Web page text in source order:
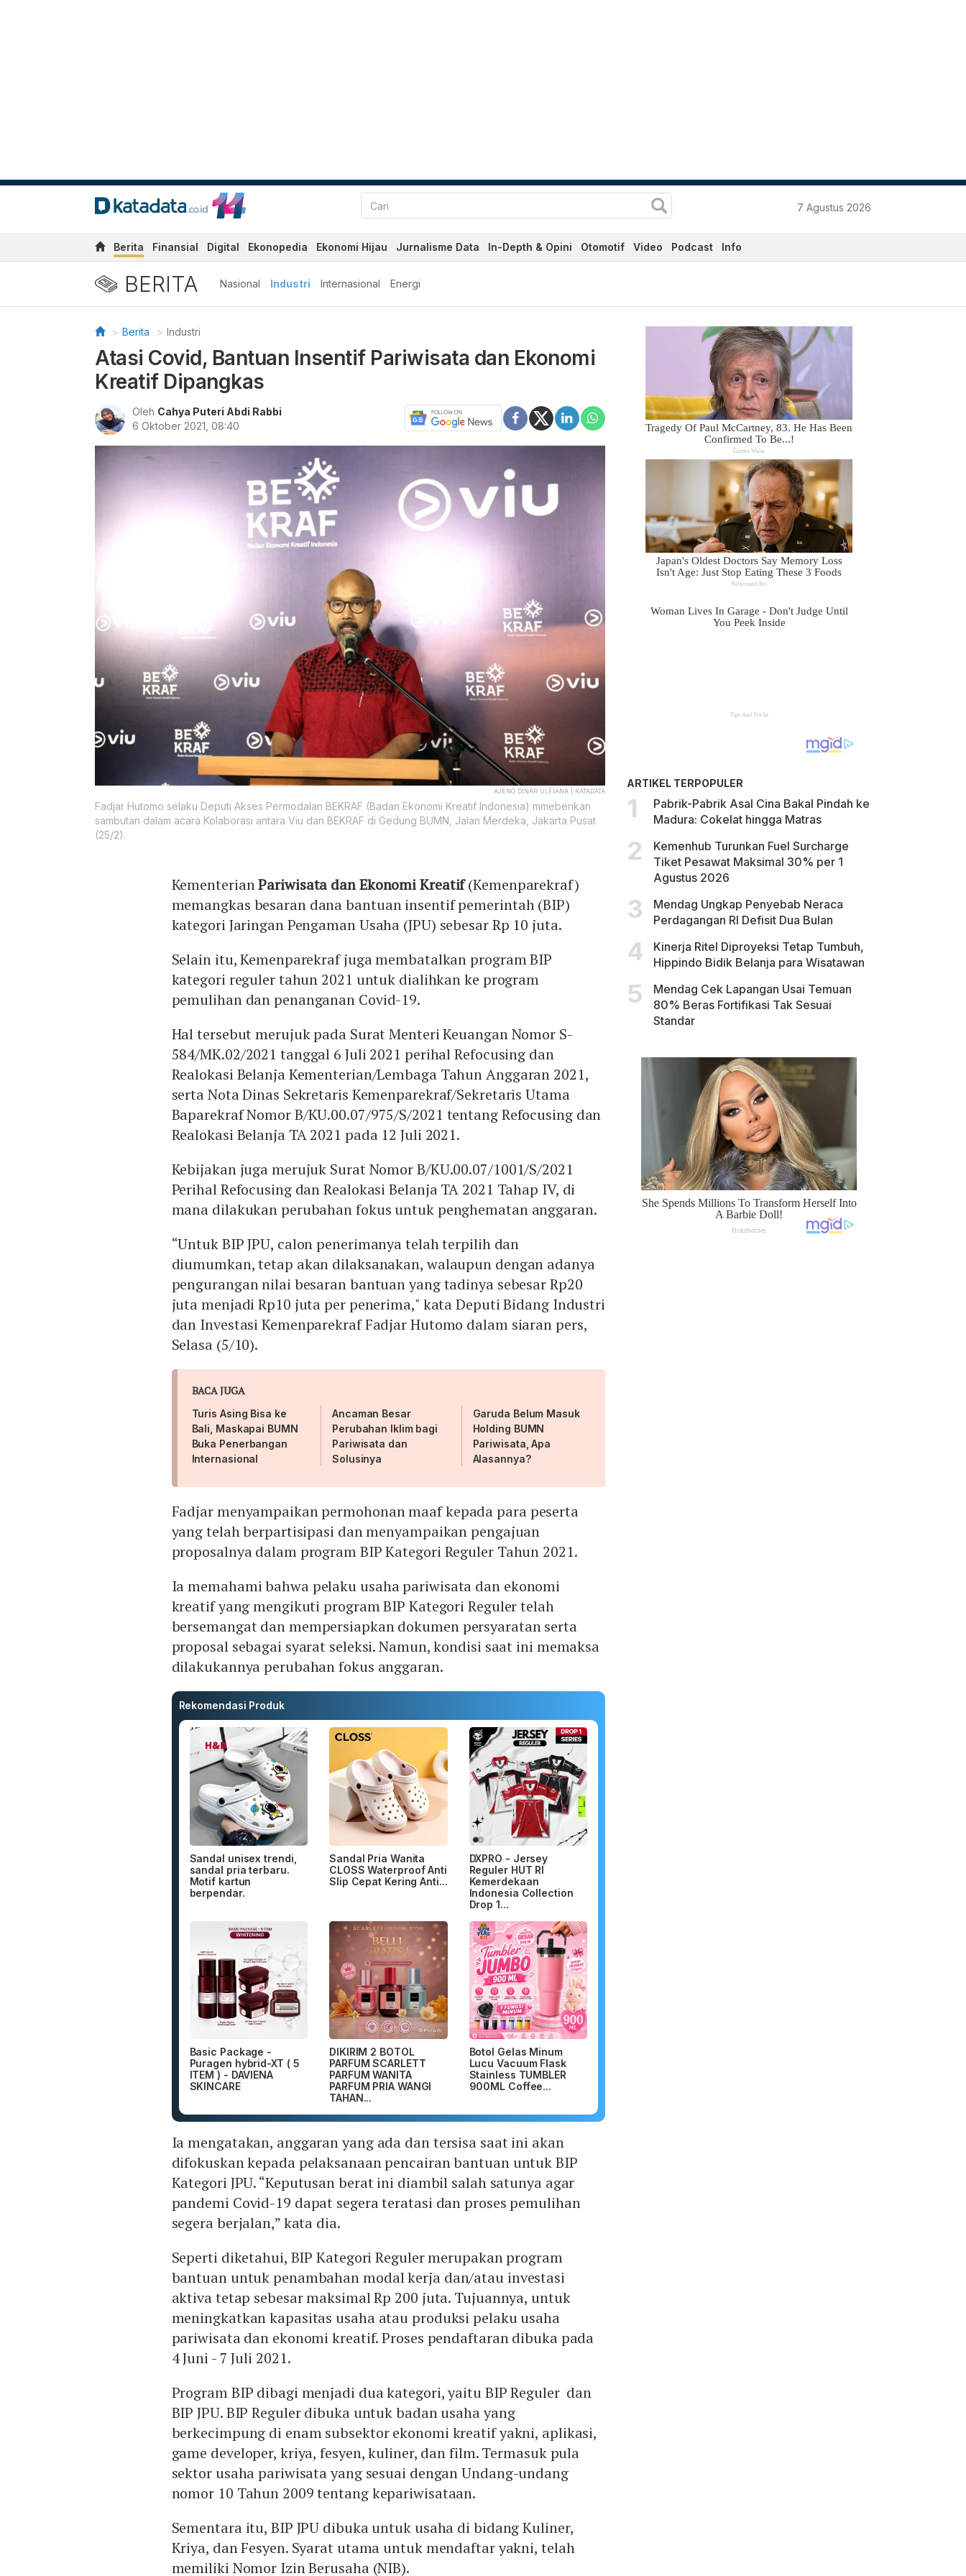
7 Agustus 2026
Berita Finansial Digital Ekonopedia Ekonomi Hijau Jurnalisme Data In-Depth & Opini Otomotif Video Podcast Info
BERITA Nasional Industri Internasional Energi
Berita Industri
Atasi Covid, Bantuan Insentif Pariwisata dan Ekonomi
Kreatif Dipangkas
Oleh Cahya Puteri Abdi Rabbi
6 Oktober 2021, 08:40
AJENG DINAR ULFIANA | KATADATA
Fadjar Hutomo selaku Deputi Akses Permodalan BEKRAF (Badan Ekonomi Kreatif Indonesia) mmeberikan
sambutan dalam acara Kolaborasi antara Viu dan BEKRAF di Gedung BUMN, Jalan Merdeka, Jakarta Pusat
(25/2).
KementerianPariwisata dan Ekonomi Kreatif(Kemenparekraf)
memangkas besaran dana bantuan insentif pemerintah (BIP)
kategori Jaringan Pengaman Usaha (JPU) sebesar Rp 10 juta.
Selain itu, Kemenparekraf juga membatalkan program BIP
kategori reguler tahun 2021 untuk dialihkan ke program
pemulihan dan penanganan Covid-19.
Hal tersebut merujuk pada Surat Menteri Keuangan Nomor S-
584/MK.02/2021 tanggal 6 Juli 2021 perihal Refocusing dan
Realokasi Belanja Kementerian/Lembaga Tahun Anggaran 2021,
serta Nota Dinas Sekretaris Kemenparekraf/Sekretaris Utama
Baparekraf Nomor B/KU.00.07/975/S/2021 tentang Refocusing dan
Realokasi Belanja TA 2021 pada 12 Juli 2021.
Kebijakan juga merujuk Surat Nomor B/KU.00.07/1001/S/2021
Perihal Refocusing dan Realokasi Belanja TA 2021 Tahap IV, di
mana dilakukan perubahan fokus untuk penghematan anggaran.
“Untuk BIP JPU, calon penerimanya telah terpilih dan
diumumkan, tetap akan dilaksanakan, walaupun dengan adanya
pengurangan nilai besaran bantuan yang tadinya sebesar Rp20
juta menjadi Rp10 juta per penerima," kata Deputi Bidang Industri
dan Investasi Kemenparekraf Fadjar Hutomo dalam siaran pers,
Selasa (5/10).
BACA JUGA
Turis Asing Bisa ke
Bali, Maskapai BUMN
Buka Penerbangan
Internasional
Ancaman Besar
Perubahan Iklim bagi
Pariwisata dan
Solusinya
Garuda Belum Masuk
Holding BUMN
Pariwisata, Apa
Alasannya?
Fadjar menyampaikan permohonan maaf kepada para peserta
yang telah berpartisipasi dan menyampaikan pengajuan
proposalnya dalam program BIP Kategori Reguler Tahun 2021.
Ia memahami bahwa pelaku usaha pariwisata dan ekonomi
kreatif yang mengikuti program BIP Kategori Reguler telah
bersemangat dan mempersiapkan dokumen persyaratan serta
proposal sebagai syarat seleksi. Namun, kondisi saat ini memaksa
dilakukannya perubahan fokus anggaran.
Rekomendasi Produk
Sandal unisex trendi,
sandal pria terbaru.
Motif kartun
berpendar.
Sandal Pria Wanita
CLOSS Waterproof Anti
Slip Cepat Kering Anti...
DXPRO - Jersey
Reguler HUT RI
Kemerdekaan
Indonesia Collection
Drop 1...
Basic Package -
Puragen hybrid-XT ( 5
ITEM ) - DAVIENA
SKINCARE
DIKIRIM 2 BOTOL
PARFUM SCARLETT
PARFUM WANITA
PARFUM PRIA WANGI
TAHAN...
Botol Gelas Minum
Lucu Vacuum Flask
Stainless TUMBLER
900ML Coffee...
Ia mengatakan, anggaran yang ada dan tersisa saat ini akan
difokuskan kepada pelaksanaan pencairan bantuan untuk BIP
Kategori JPU. “Keputusan berat ini diambil salah satunya agar
pandemi Covid-19 dapat segera teratasi dan proses pemulihan
segera berjalan,” kata dia.
Seperti diketahui, BIP Kategori Reguler merupakan program
bantuan untuk penambahan modal kerja dan/atau investasi
aktiva tetap sebesar maksimal Rp 200 juta. Tujuannya, untuk
meningkatkan kapasitas usaha atau produksi pelaku usaha
pariwisata dan ekonomi kreatif. Proses pendaftaran dibuka pada
4 Juni - 7 Juli 2021.
Program BIP dibagi menjadi dua kategori, yaitu BIP Reguler dan
BIP JPU. BIP Reguler dibuka untuk badan usaha yang
berkecimpung di enam subsektor ekonomi kreatif yakni, aplikasi,
game developer, kriya, fesyen, kuliner, dan film. Termasuk pula
sektor usaha pariwisata yang sesuai dengan Undang-undang
nomor 10 Tahun 2009 tentang kepariwisataan.
Sementara itu, BIP JPU dibuka untuk usaha di bidang Kuliner,
Kriya, dan Fesyen. Syarat utama untuk mendaftar yakni, telah
memiliki Nomor Izin Berusaha (NIB).
ARTIKEL TERPOPULER
Pabrik-Pabrik Asal Cina Bakal Pindah ke
Madura: Cokelat hingga Matras
Kemenhub Turunkan Fuel Surcharge
Tiket Pesawat Maksimal 30% per 1
Agustus 2026
Mendag Ungkap Penyebab Neraca
Perdagangan RI Defisit Dua Bulan
Kinerja Ritel Diproyeksi Tetap Tumbuh,
Hippindo Bidik Belanja para Wisatawan
Mendag Cek Lapangan Usai Temuan
80% Beras Fortifikasi Tak Sesuai
Standar